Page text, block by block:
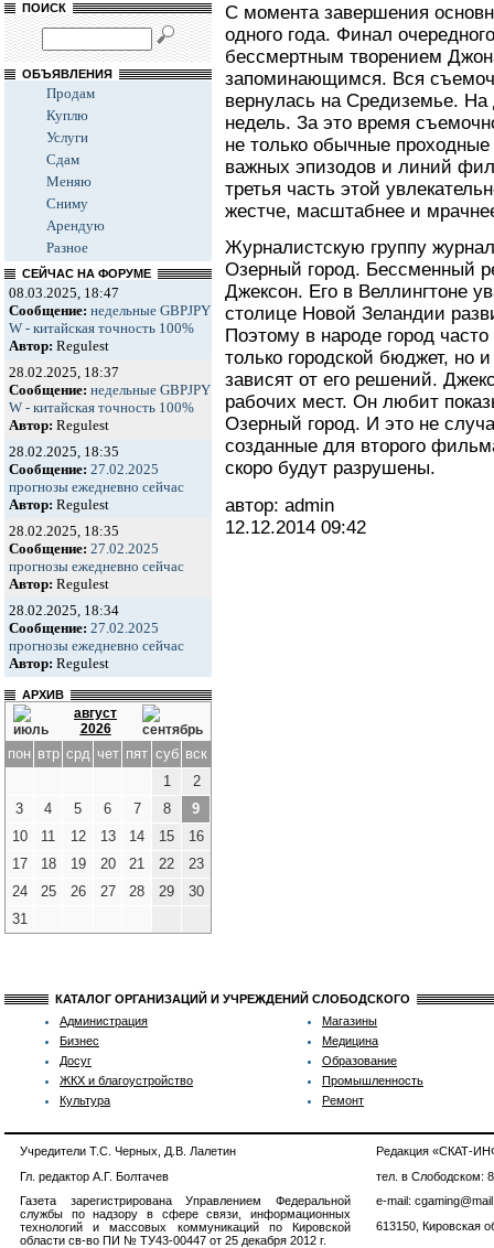
ПОИСК
ОБЪЯВЛЕНИЯ
Продам
Куплю
Услуги
Сдам
Меняю
Сниму
Арендую
Разное
СЕЙЧАС НА ФОРУМЕ
08.03.2025, 18:47
Сообщение: недельные GBPJPY
W - китайская точность 100%
Автор: Regulest
28.02.2025, 18:37
Сообщение: недельные GBPJPY
W - китайская точность 100%
Автор: Regulest
28.02.2025, 18:35
Сообщение: 27.02.2025
прогнозы ежедневно сейчас
Автор: Regulest
28.02.2025, 18:35
Сообщение: 27.02.2025
прогнозы ежедневно сейчас
Автор: Regulest
28.02.2025, 18:34
Сообщение: 27.02.2025
прогнозы ежедневно сейчас
Автор: Regulest
АРХИВ
август
2026
пон втр срд чет пят суб вск
1
2
3
4 5 6 7 8
9
10
11 12 13 14 15
16
17
18 19 20 21 22
23
24
25 26 27 28 29
30
31
С момента завершения
одного года. Финал
бессмертным творением
запоминающимся. Вся
вернулась на Средиземье.
недель. За это время
не только обычные
важных эпизодов и линий
третья часть этой
жестче, масштабнее и
Журналистскую группу
Озерный город. Бессменный
Джексон. Его в Веллингтоне
столице Новой Зеландии
Поэтому в народе город
только городской бюджет, но
зависят от его решений.
рабочих мест. Он любит
Озерный город. И это не
созданные для второго
скоро будут разрушены.
автор: admin
12.12.2014 09:42
КАТАЛОГ ОРГАНИЗАЦИЙ И УЧРЕЖДЕНИЙ СЛОБОДСКОГО
Администрация
Бизнес
Досуг
ЖКХ и благоустройство
Культура
Магазины
Медицина
Образование
Промышленность
Ремонт
Учредители Т.С. Черных, Д.В. Лалетин
Гл. редактор А.Г. Болтачев
Газета зарегистрирована Управлением Федеральной
службы по надзору в сфере связи, информационных
технологий и массовых коммуникаций по Кировской
области св-во ПИ № ТУ43-00447 от 25 декабря 2012 г.
Редакция «СКАТ-
тел. в Слободском:
e-mail:
613150, Кировская